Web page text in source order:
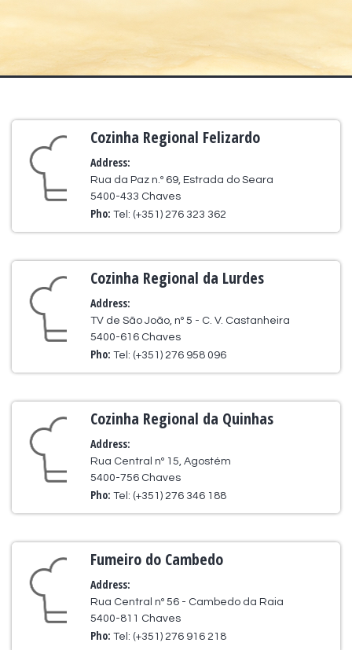
Cozinha Regional Felizardo
Address:
Rua da Paz n.º 69, Estrada do Seara
5400-433 Chaves
Pho:Tel: (+351) 276 323 362
Cozinha Regional da Lurdes
Address:
TV de São João, nº 5 - C. V. Castanheira
5400-616 Chaves
Pho:Tel: (+351) 276 958 096
Cozinha Regional da Quinhas
Address:
Rua Central nº 15, Agostém
5400-756 Chaves
Pho:Tel: (+351) 276 346 188
Fumeiro do Cambedo
Address:
Rua Central nº 56 - Cambedo da Raia
5400-811 Chaves
Pho:Tel: (+351) 276 916 218